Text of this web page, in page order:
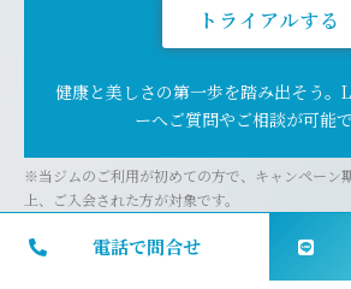
トライアルする
健康と美しさの第一歩を踏み出そう。
ーへご質問やご相談が可能で
※当ジムのご利用が初めての方で、キャンペーン
上、ご入会された方が対象です。
電話で問合せ